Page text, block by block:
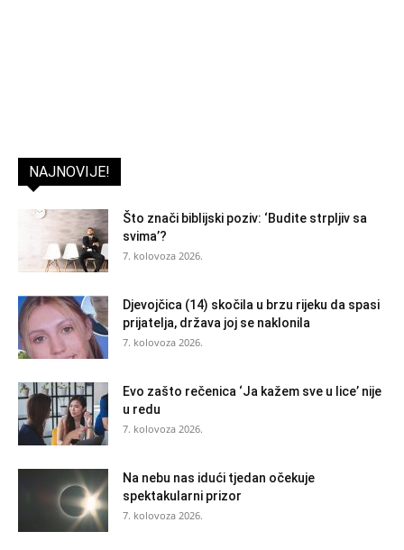
NAJNOVIJE!
Što znači biblijski poziv: ‘Budite strpljiv sa
svima’?
7. kolovoza 2026.
Djevojčica (14) skočila u brzu rijeku da spasi
prijatelja, država joj se naklonila
7. kolovoza 2026.
Evo zašto rečenica ‘Ja kažem sve u lice’ nije
u redu
7. kolovoza 2026.
Na nebu nas idući tjedan očekuje
spektakularni prizor
7. kolovoza 2026.